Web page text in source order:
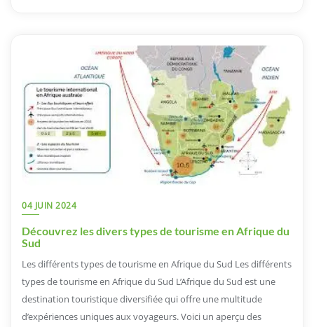
04 JUIN 2024
Découvrez les divers types de tourisme en Afrique du
Sud
Les différents types de tourisme en Afrique du Sud Les différents
types de tourisme en Afrique du Sud L’Afrique du Sud est une
destination touristique diversifiée qui offre une multitude
d’expériences uniques aux voyageurs. Voici un aperçu des